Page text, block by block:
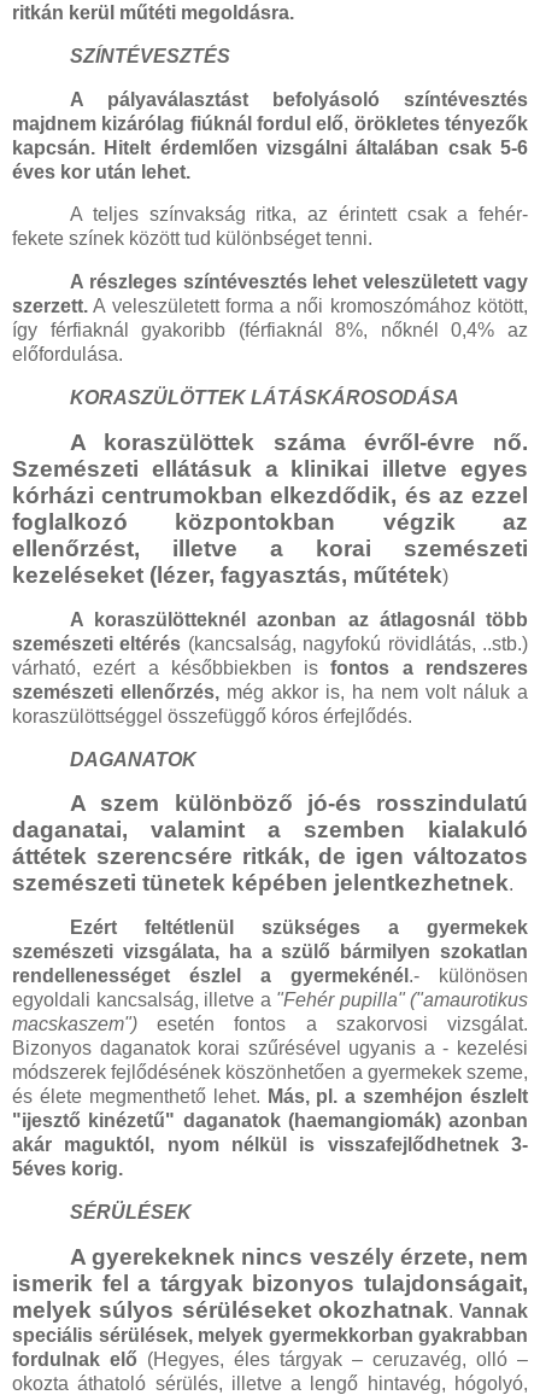
ritkán kerül műtéti megoldásra.
SZÍNTÉVESZTÉS
A pályaválasztást befolyásoló színtévesztés
majdnem kizárólag fiúknál fordul elő, örökletes tényezők
kapcsán. Hitelt érdemlően vizsgálni általában csak 5-6
éves kor után lehet.
A teljes színvakság ritka, az érintett csak a fehér-
fekete színek között tud különbséget tenni.
A részleges színtévesztés lehet veleszületett vagy
szerzett. A veleszületett forma a női kromoszómához kötött,
így férfiaknál gyakoribb (férfiaknál 8%, nőknél 0,4% az
előfordulása.
KORASZÜLÖTTEK LÁTÁSKÁROSODÁSA
A koraszülöttek száma évről-évre nő.
Szemészeti ellátásuk a klinikai illetve egyes
kórházi centrumokban elkezdődik, és az ezzel
foglalkozó központokban végzik az
ellenőrzést, illetve a korai szemészeti
kezeléseket (lézer, fagyasztás, műtétek)
A koraszülötteknél azonban az átlagosnál több
szemészeti eltérés (kancsalság, nagyfokú rövidlátás, ..stb.)
várható, ezért a későbbiekben isfontos a rendszeres
szemészeti ellenőrzés, még akkor is, ha nem volt náluk a
koraszülöttséggel összefüggő kóros érfejlődés.
DAGANATOK
A szem különböző jó-és rosszindulatú
daganatai, valamint a szemben kialakuló
áttétek szerencsére ritkák, de igen változatos
szemészeti tünetek képében jelentkezhetnek.
Ezért feltétlenül szükséges a gyermekek
szemészeti vizsgálata, ha a szülő bármilyen szokatlan
rendellenességet észlel a gyermekénél .- különösen
egyoldali kancsalság, illetve a "Fehér pupilla" ("amaurotikus
macskaszem") esetén fontos a szakorvosi vizsgálat.
Bizonyos daganatok korai szűrésével ugyanis a - kezelési
módszerek fejlődésének köszönhetően a gyermekek szeme,
és élete megmenthető lehet. Más, pl. a szemhéjon észlelt
"ijesztő kinézetű" daganatok (haemangiomák) azonban
akár maguktól, nyom nélkül is visszafejlődhetnek 3-
5éves korig.
SÉRÜLÉSEK
A gyerekeknek nincs veszély érzete, nem
ismerik fel a tárgyak bizonyos tulajdonságait,
melyek súlyos sérüléseket okozhatnak. Vannak
speciális sérülések, melyek gyermekkorban gyakrabban
fordulnak elő (Hegyes, éles tárgyak – ceruzavég, olló –
okozta áthatoló sérülés, illetve a lengő hintavég, hógolyó,